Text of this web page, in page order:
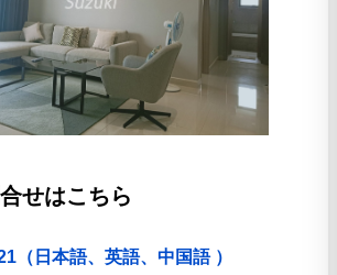
せはこちら
（日本語、英語、中国語 ）